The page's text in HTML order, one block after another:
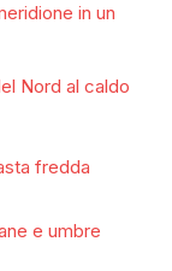
in un
Nord al caldo
fredda
e umbre